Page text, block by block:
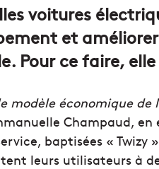
voitures
et
Pour ce faire,
modèle économique de
Champaud,
baptisées « Twizy
leurs utilisateurs à